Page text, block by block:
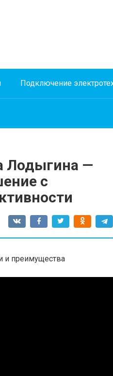
Подключение
Лодыгина —
с